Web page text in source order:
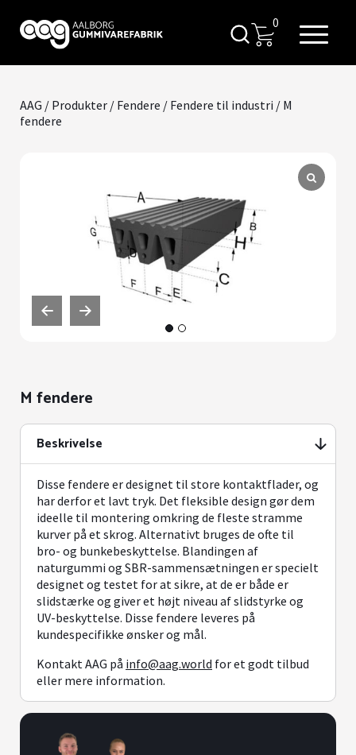
0
AAG / Produkter / Fendere / Fendere til industri / M
fendere
M fendere
Beskrivelse
Disse fendere er designet til store kontaktflader, og
har derfor et lavt tryk. Det fleksible design gør dem
ideelle til montering omkring de fleste stramme
kurver på et skrog. Alternativt bruges de ofte til
bro- og bunkebeskyttelse. Blandingen af
naturgummi og SBR-sammensætningen er specielt
designet og testet for at sikre, at de er både er
slidstærke og giver et højt niveau af slidstyrke og
UV-beskyttelse. Disse fendere leveres på
kundespecifikke ønsker og mål.
Kontakt AAG på info@aag.world for et godt tilbud
eller mere information.